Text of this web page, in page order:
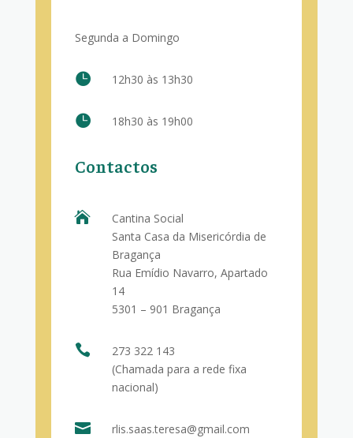
Segunda a Domingo
 12h30 às 13h30
 18h30 às 19h00
Contactos

Cantina Social
Santa Casa da Misericórdia de
Bragança
Rua Emídio Navarro, Apartado
14
5301 – 901 Bragança

273 322 143
(Chamada para a rede fixa
nacional)
 rlis.saas.teresa@gmail.com